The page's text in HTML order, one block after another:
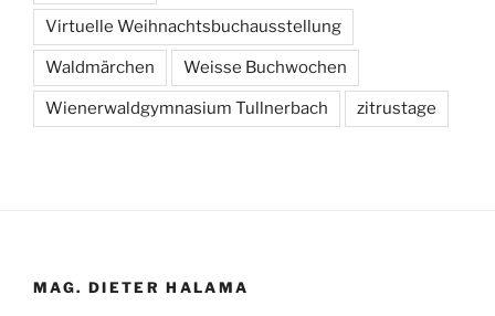
Virtuelle Weihnachtsbuchausstellung
Waldmärchen Weisse Buchwochen
Wienerwaldgymnasium Tullnerbach zitrustage
MAG. DIETER HALAMA